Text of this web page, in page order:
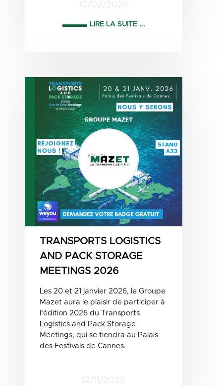
10/02/2026
LIRE LA SUITE ...
TRANSPORTS LOGISTICS
AND PACK STORAGE
MEETINGS 2026
Les 20 et 21 janvier 2026, le Groupe
Mazet aura le plaisir de participer à
l’édition 2026 du Transports
Logistics and Pack Storage
Meetings, qui se tiendra au Palais
des Festivals de Cannes.
12/11/2025